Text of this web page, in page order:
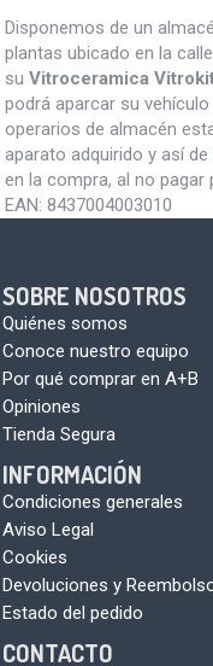
Disponemos de un
plantas ubicado en la
su Vitroceramica
podrá aparcar su
operarios de almacén
aparato adquirido y así
en la compra, al no pagar
EAN: 8437004003010
SOBRE NOSOTROS
Quiénes somos
Conoce nuestro equipo
Por qué comprar en A+B
Opiniones
Tienda Segura
INFORMACIÓN
Condiciones generales
Aviso Legal
Cookies
Devoluciones y
Estado del pedido
CONTACTO